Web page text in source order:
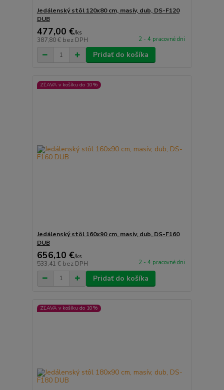
Jedálenský stôl 120x80 cm, masív, dub, DS-F120
DUB
477,00 €/ks
387,80 € bez DPH 2 - 4 pracovné dni
Pridať do košíka
ZĽAVA v košíku do 10%
Jedálenský stôl 160x90 cm, masív, dub, DS-F160
DUB
656,10 €/ks
533,41 € bez DPH 2 - 4 pracovné dni
Pridať do košíka
ZĽAVA v košíku do 10%